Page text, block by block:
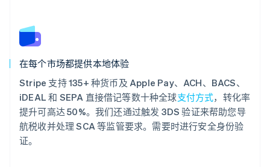
在每个市场都提供本地体验
Stripe 支持 135+ 种货币及 Apple Pay、ACH、BACS、
iDEAL 和 SEPA 直接借记等数十种全球支付方式，转化率
提升可高达 50%。我们还通过触发 3DS 验证来帮助您导
航税收并处理 SCA 等监管要求。需要时进行安全身份验
证。